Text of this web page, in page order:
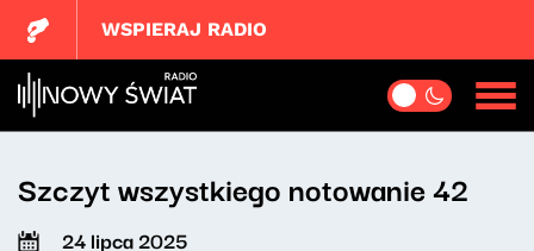
WSPIERAJ RADIO
Szczyt wszystkiego notowanie 42
24 lipca 2025